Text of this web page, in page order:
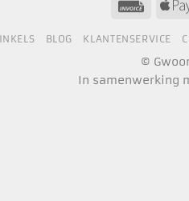
BLOG KLANTENSERVICE
©
In samenwerking